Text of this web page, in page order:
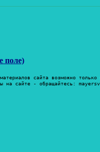
поле)
сайта возможно только
на сайте - обращайтесь: